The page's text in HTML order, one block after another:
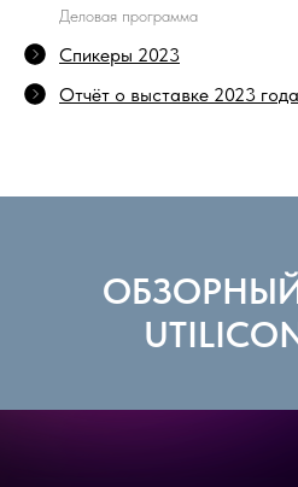
Деловая программа
Спикеры 2023
Отчёт о выставке 2023 года